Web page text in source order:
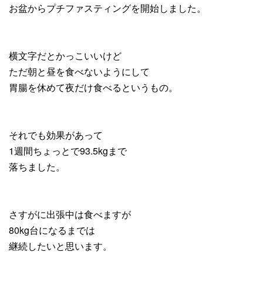
お盆からプチファスティングを開始しました。
横文字だとかっこいいけど
ただ朝と昼を食べないようにして
胃腸を休めて夜だけ食べるというもの。
それでも効果があって
1週間ちょっとで93.5kgまで
落ちました。
さすがに出張中は食べますが
80kg台になるまでは
継続したいと思います。